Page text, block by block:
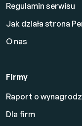
Regulamin serwisu
Jak działa strona
O nas
Firmy
Raport o
Dla firm